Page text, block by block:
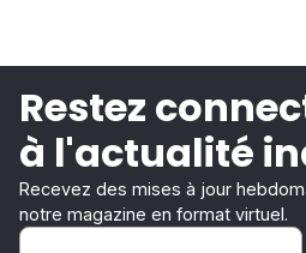
Restez
à l'actualité
Recevez des mises à jour
notre magazine en format virtuel.